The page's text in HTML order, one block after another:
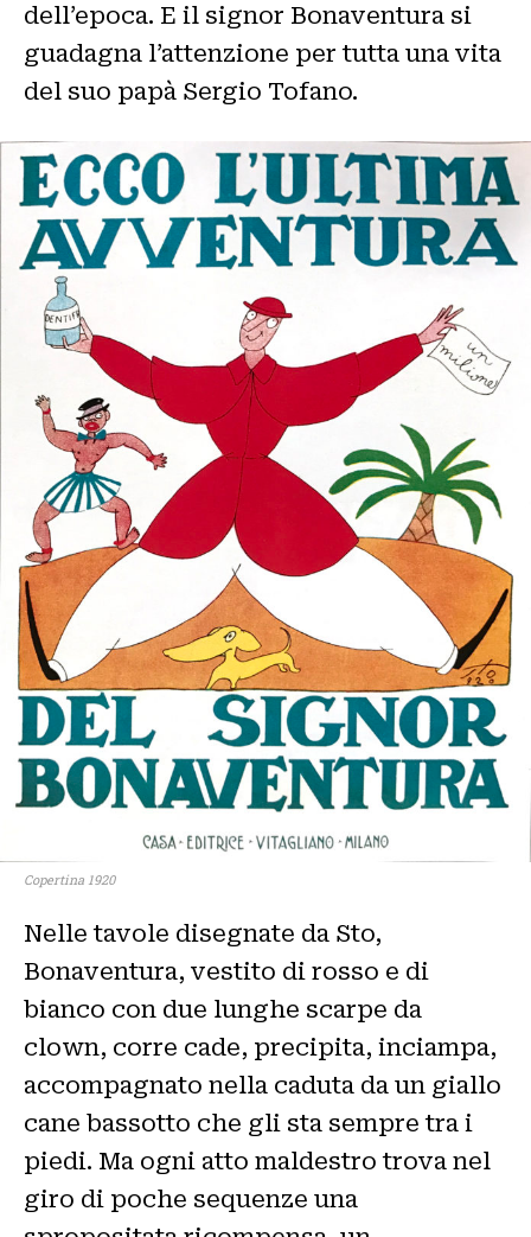
dell’epoca. E il signor Bonaventura si
guadagna l’attenzione per tutta una vita
del suo papà Sergio Tofano.
Copertina 1920
Nelle tavole disegnate da Sto,
Bonaventura, vestito di rosso e di
bianco con due lunghe scarpe da
clown, corre cade, precipita, inciampa,
accompagnato nella caduta da un giallo
cane bassotto che gli sta sempre tra i
piedi. Ma ogni atto maldestro trova nel
giro di poche sequenze una